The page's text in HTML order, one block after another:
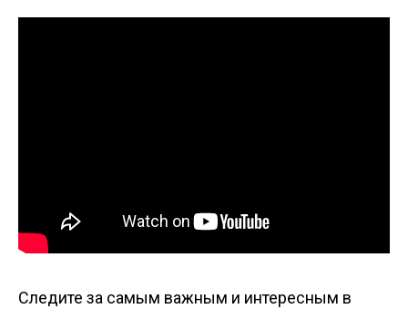
Следите за самым важным и интересным в